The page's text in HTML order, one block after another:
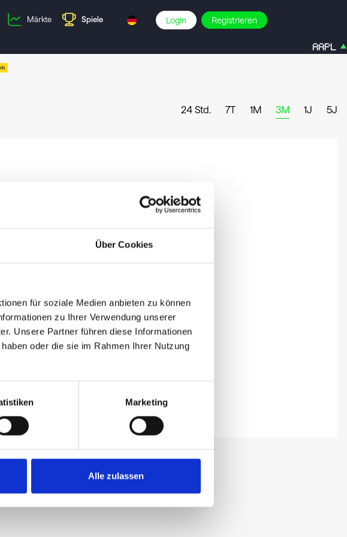
Über Cookies
für soziale Medien anbieten zu können
zu Ihrer Verwendung unserer
Unsere Partner führen diese Informationen
oder die sie im Rahmen Ihrer Nutzung
Marketing
Alle zulassen
Märkte Spiele Login Registrieren
AAPL
24 Std. 7T 1M 3M 1J 5J